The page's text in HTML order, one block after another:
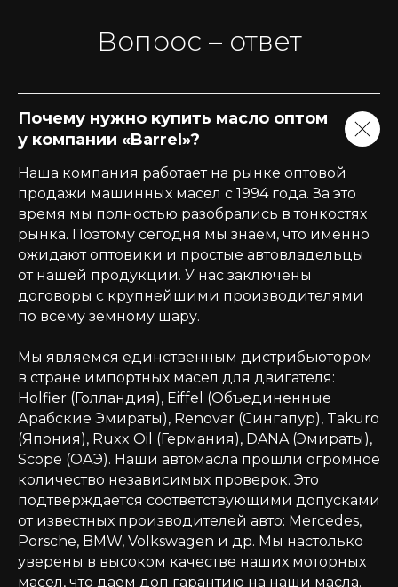
Вопрос – ответ
Почему нужно купить масло оптом
у компании «Barrel»?
Наша компания работает на рынке оптовой
продажи машинных масел с 1994 года. За это
время мы полностью разобрались в тонкостях
рынка. Поэтому сегодня мы знаем, что именно
ожидают оптовики и простые автовладельцы
от нашей продукции. У нас заключены
договоры с крупнейшими производителями
по всему земному шару.
Мы являемся единственным дистрибьютором
в стране импортных масел для двигателя:
Holfier (Голландия), Eiffel (Объединенные
Арабские Эмираты), Renovar (Сингапур), Takuro
(Япония), Ruxx Oil (Германия), DANA (Эмираты),
Scope (ОАЭ). Наши автомасла прошли огромное
количество независимых проверок. Это
подтверждается соответствующими допусками
от известных производителей авто: Mercedes,
Porsche, BMW, Volkswagen и др. Мы настолько
уверены в высоком качестве наших моторных
масел, что даем доп гарантию на наши масла.